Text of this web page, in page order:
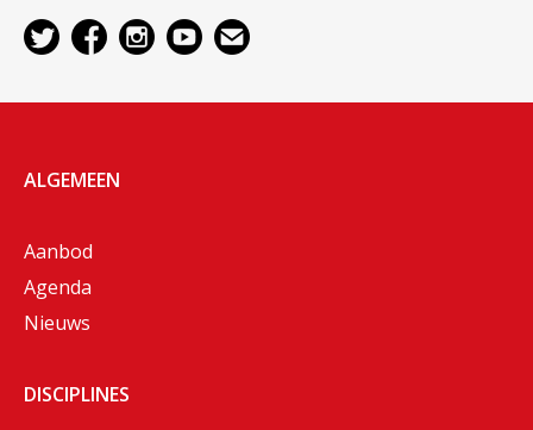
ALGEMEEN
Aanbod
Agenda
Nieuws
DISCIPLINES